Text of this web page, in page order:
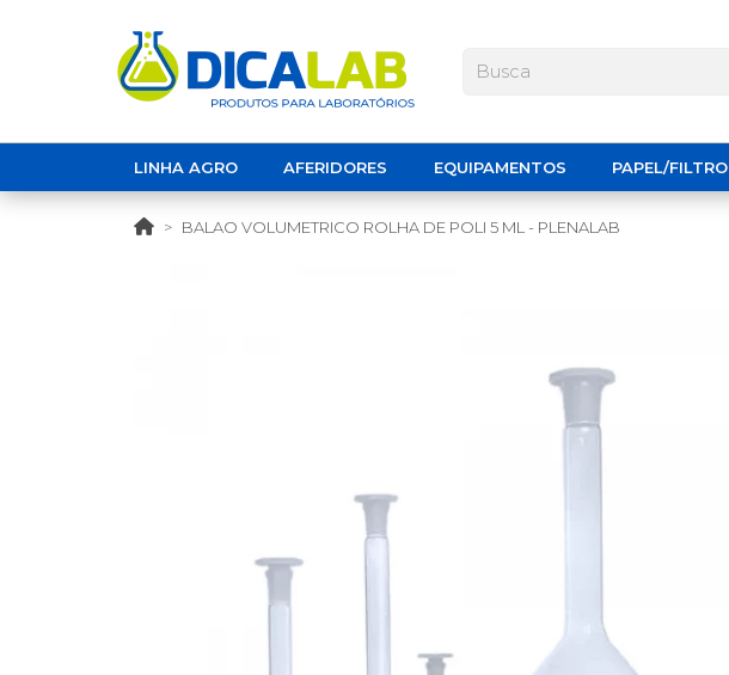
LINHA AGRO AFERIDORES EQUIPAMENTOS PAPEL/FILTRO
BALAO VOLUMETRICO ROLHA DE POLI 5 ML - PLENALAB